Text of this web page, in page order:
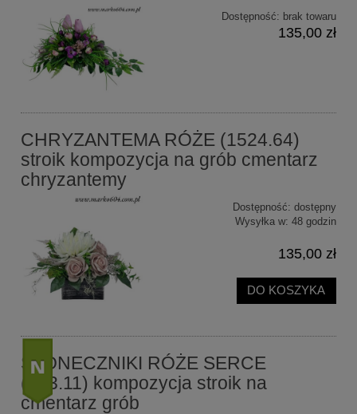
Dostępność: brak towaru
135,00 zł
CHRYZANTEMA RÓŻE (1524.64)
stroik kompozycja na grób cmentarz
chryzantemy
Dostępność: dostępny
Wysyłka w: 48 godzin
135,00 zł
DO KOSZYKA
SŁONECZNIKI RÓŻE SERCE
(663.11) kompozycja stroik na
cmentarz grób